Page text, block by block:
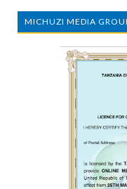
MICHUZI MEDIA